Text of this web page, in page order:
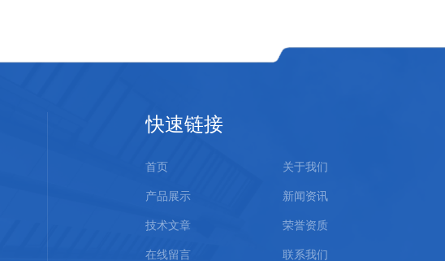
快速链接
首页 关于我们
产品展示 新闻资讯
技术文章 荣誉资质
在线留言 联系我们